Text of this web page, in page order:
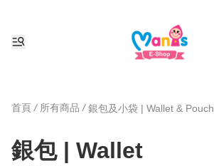
首頁 / 所有商品 / 銀包及小袋 | Wallet & Pouch
銀包 | Wallet